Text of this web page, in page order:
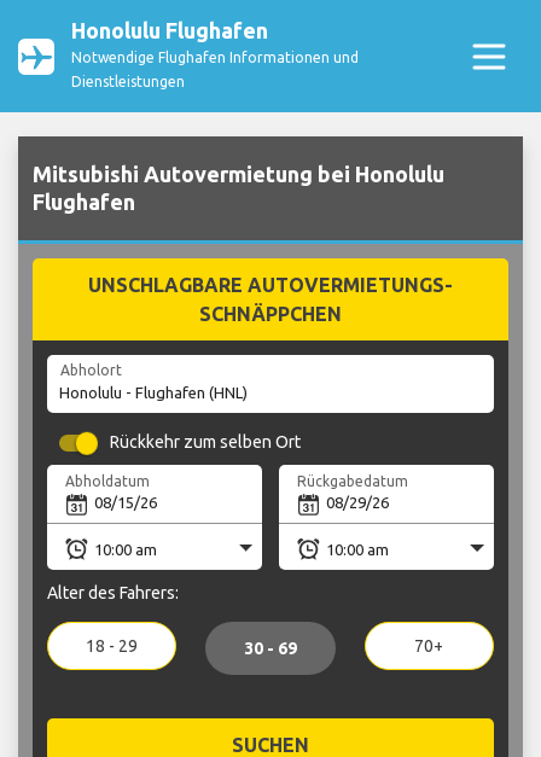
Honolulu Flughafen
Notwendige Flughafen Informationen und
Dienstleistungen
Mitsubishi Autovermietung bei Honolulu
Flughafen
UNSCHLAGBARE AUTOVERMIETUNGS-
SCHNÄPPCHEN
Abholort
Rückkehr zum selben Ort
Abholdatum Rückgabedatum
Alter des Fahrers:
18 - 29 30 - 69 70+
SUCHEN